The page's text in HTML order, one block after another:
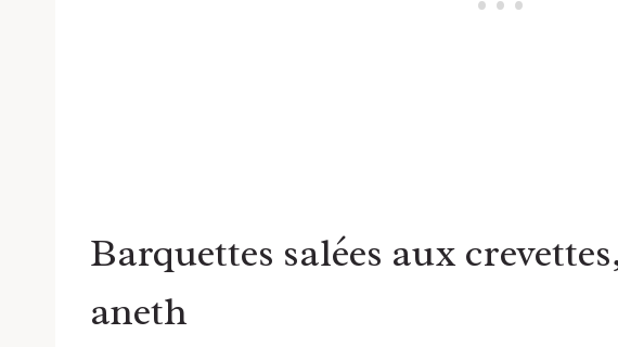
Barquettes salées aux
aneth